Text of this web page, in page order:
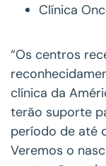
Clínica
“Os centros
clínica da
terão suporte
período de até
Veremos o